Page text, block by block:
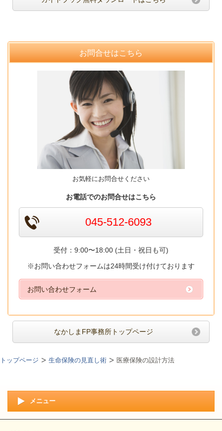
お問合せはこちら
お気軽にお問合せください
お電話でのお問合せはこちら
045-512-6093
受付：9:00〜18:00 (土日・祝日も可)
※お問い合わせフォームは24時間受け付けております
お問い合わせフォーム
なかしまFP事務所トップページ
トップページ 生命保険の見直し術 医療保険の設計方法
メニュー